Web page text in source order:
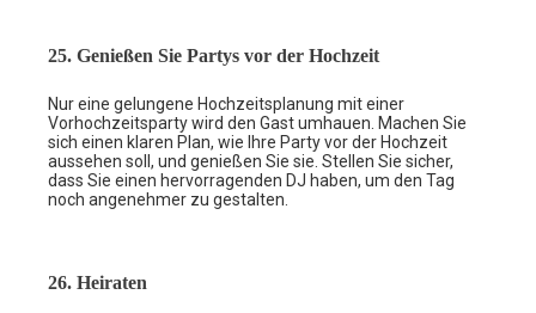
25. Genießen Sie Partys vor der Hochzeit
Nur eine gelungene Hochzeitsplanung mit einer
Vorhochzeitsparty wird den Gast umhauen. Machen Sie
sich einen klaren Plan, wie Ihre Party vor der Hochzeit
aussehen soll, und genießen Sie sie. Stellen Sie sicher,
dass Sie einen hervorragenden DJ haben, um den Tag
noch angenehmer zu gestalten.
26. Heiraten